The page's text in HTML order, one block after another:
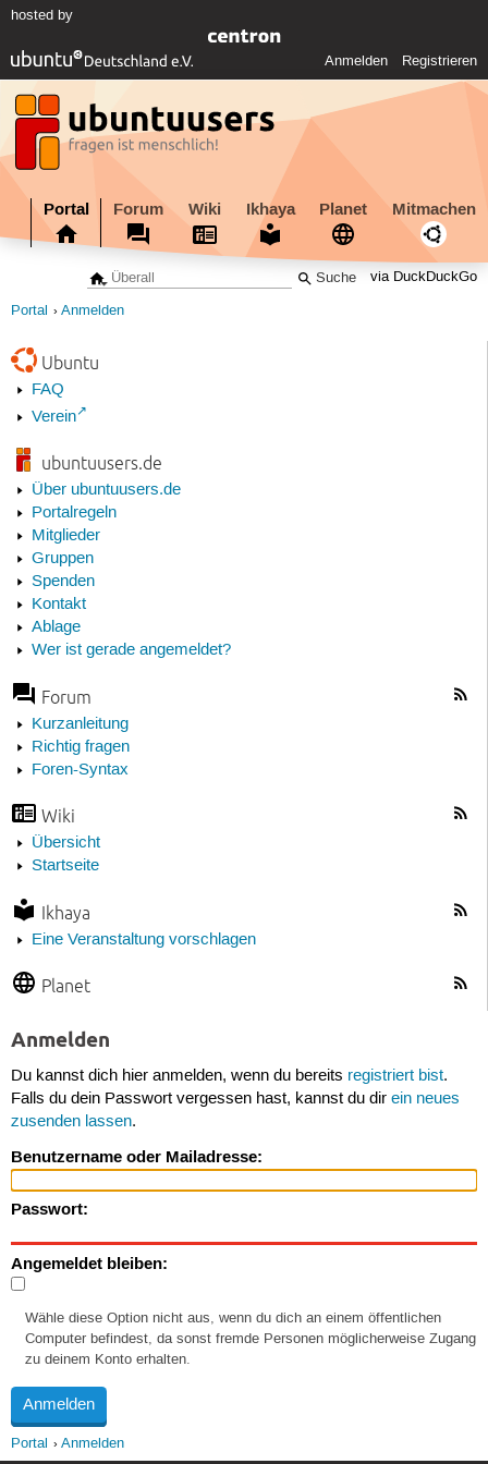
hosted by
Anmelden Registrieren
Portal Forum Wiki Ikhaya Planet Mitmachen
via DuckDuckGo
Portal Anmelden
Ubuntu
FAQ
Verein
ubuntuusers.de
Über ubuntuusers.de
Portalregeln
Mitglieder
Gruppen
Spenden
Kontakt
Ablage
Wer ist gerade angemeldet?
Forum
Kurzanleitung
Richtig fragen
Foren-Syntax
Wiki
Übersicht
Startseite
Ikhaya
Eine Veranstaltung vorschlagen
Planet
Anmelden
Du kannst dich hier anmelden, wenn du bereits registriert bist.
Falls du dein Passwort vergessen hast, kannst du dir ein neues
zusenden lassen.
Benutzername oder Mailadresse:
Passwort:
Angemeldet bleiben:
Wähle diese Option nicht aus, wenn du dich an einem öffentlichen
Computer befindest, da sonst fremde Personen möglicherweise Zugang
zu deinem Konto erhalten.
Portal Anmelden